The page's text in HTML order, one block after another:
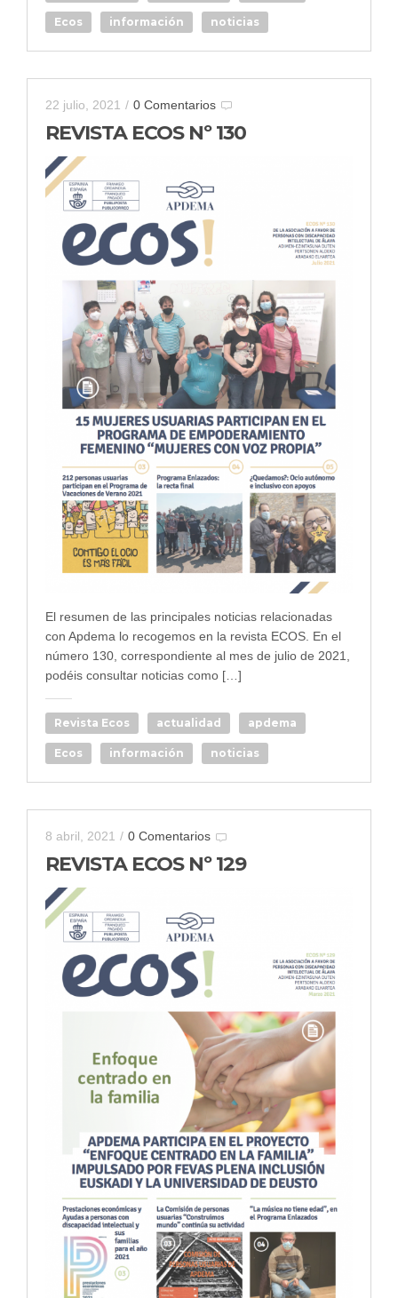
Ecos información noticias
22 julio, 2021 / 0 Comentarios
REVISTA ECOS Nº 130
El resumen de las principales noticias relacionadas
con Apdema lo recogemos en la revista ECOS. En el
número 130, correspondiente al mes de julio de 2021,
podéis consultar noticias como […]
Revista Ecos actualidad apdema
Ecos información noticias
8 abril, 2021 / 0 Comentarios
REVISTA ECOS Nº 129